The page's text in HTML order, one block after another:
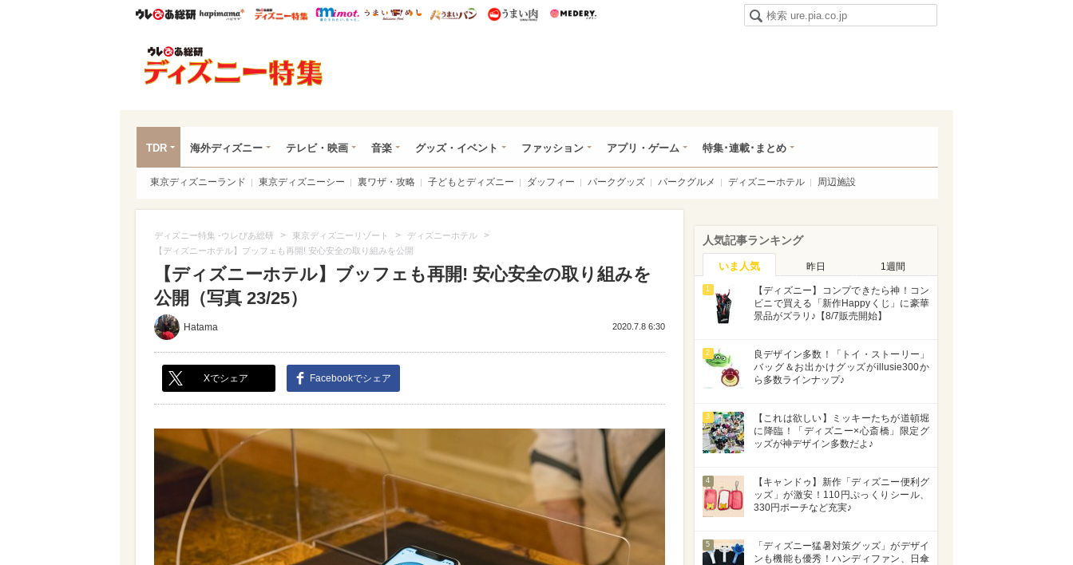
ウレぴあ総研ハピママ* ウレぴあ総研 ディズニー特集
mimot. うまいめし うまいパン うまい肉
TDR 海外ディズニー テレビ・映画 音楽 グッズ・イベント ファッション アプリ・ゲーム 特集･連載･まとめ
東京ディズニーランド 東京ディズニーシー 裏ワザ・攻略 子どもとディズニー ダッフィー パークグッズ パークグルメ ディズニーホテル 周辺施設
ディズニー特集 -ウレぴあ総研 > 東京ディズニーリゾート > ディズニーホテル >
【ディズニーホテル】ブッフェも再開! 安心安全の取り組みを公開
【ディズニーホテル】ブッフェも再開! 安心安全の取り組みを
公開（写真 23/25）
Hatama 2020.7.8 6:30
Xでシェア Facebookでシェア
人気記事ランキング
いま人気 昨日 1週間
1
【ディズニー】コンプできたら神！コン
ビニで買える「新作Happyくじ」に豪華
景品がズラリ♪【8/7販売開始】
2
良デザイン多数！「トイ・ストーリー」
バッグ＆お出かけグッズがillusie300か
ら多数ラインナップ♪
3
【これは欲しい】ミッキーたちが道頓堀
に降臨！「ディズニー×心斎橋」限定グ
ッズが神デザイン多数だよ♪
4
【キャンドゥ】新作「ディズニー便利グ
ッズ」が激安！110円ぷっくりシール、
330円ポーチなど充実♪
5
「ディズニー猛暑対策グッズ」がデザイ
ンも機能も優秀！ハンディファン、日傘